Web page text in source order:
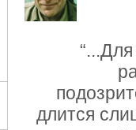
длится